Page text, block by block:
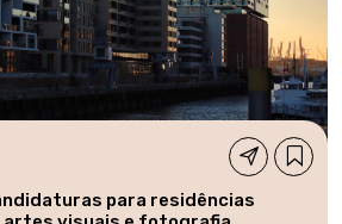
para residências